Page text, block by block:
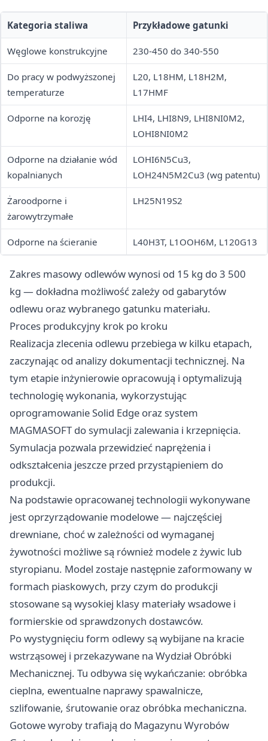
Kategoria staliwa Przykładowe gatunki
Węglowe konstrukcyjne 230-450 do 340-550
Do pracy w podwyższonej
temperaturze
L20, L18HM, L18H2M,
L17HMF
Odporne na korozję
LHI4, LHI8N9, LHI8NI0M2,
LOHI8NI0M2
Odporne na działanie wód
kopalnianych
LOHI6N5Cu3,
LOH24N5M2Cu3 (wg patentu)
Żaroodporne i
żarowytrzymałe
LH25N19S2
Odporne na ścieranie L40H3T, L1OOH6M, L120G13
Zakres masowy odlewów wynosi od 15 kg do 3 500
kg — dokładna możliwość zależy od gabarytów
odlewu oraz wybranego gatunku materiału.
Proces produkcyjny krok po kroku
Realizacja zlecenia odlewu przebiega w kilku etapach,
zaczynając od analizy dokumentacji technicznej. Na
tym etapie inżynierowie opracowują i optymalizują
technologię wykonania, wykorzystując
oprogramowanie Solid Edge oraz system
MAGMASOFT do symulacji zalewania i krzepnięcia.
Symulacja pozwala przewidzieć naprężenia i
odkształcenia jeszcze przed przystąpieniem do
produkcji.
Na podstawie opracowanej technologii wykonywane
jest oprzyrządowanie modelowe — najczęściej
drewniane, choć w zależności od wymaganej
żywotności możliwe są również modele z żywic lub
styropianu. Model zostaje następnie zaformowany w
formach piaskowych, przy czym do produkcji
stosowane są wysokiej klasy materiały wsadowe i
formierskie od sprawdzonych dostawców.
Po wystygnięciu form odlewy są wybijane na kracie
wstrząsowej i przekazywane na Wydział Obróbki
Mechanicznej. Tu odbywa się wykańczanie: obróbka
cieplna, ewentualne naprawy spawalnicze,
szlifowanie, śrutowanie oraz obróbka mechaniczna.
Gotowe wyroby trafiają do Magazynu Wyrobów